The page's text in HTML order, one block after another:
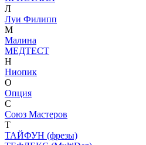
Л
Луи Филипп
М
Малина
МЕДТЕСТ
Н
Ниопик
О
Опция
С
Союз Мастеров
Т
ТАЙФУН (фрезы)